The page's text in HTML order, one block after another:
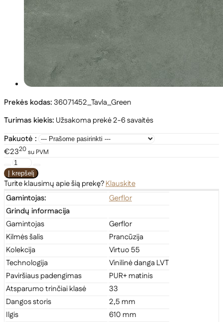
Prekės kodas: 36071452_Tavla_Green
Turimas kiekis: Užsakoma prekė 2-6 savaitės
Pakuotė :
€2320su PVM
Turite klausimų apie šią prekę?Klauskite
Gamintojas:
Gerflor
Grindų informacija
Gamintojas
Gerflor
Kilmės šalis
Prancūzija
Kolekcija
Virtuo 55
Technologija
Vinilinė danga LVT
Paviršiaus padengimas
PUR+ matinis
Atsparumo trinčiai klasė
33
Dangos storis
2,5 mm
Ilgis
610 mm